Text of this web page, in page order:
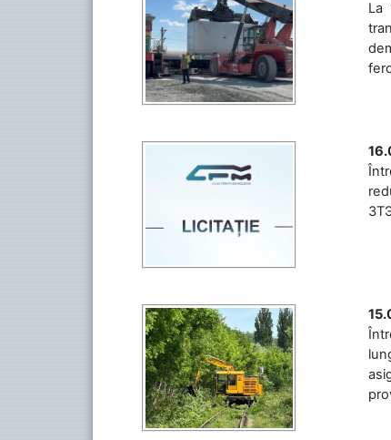
La